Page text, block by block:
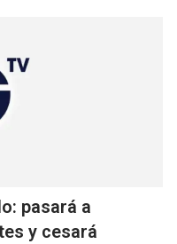
pasará a
y cesará